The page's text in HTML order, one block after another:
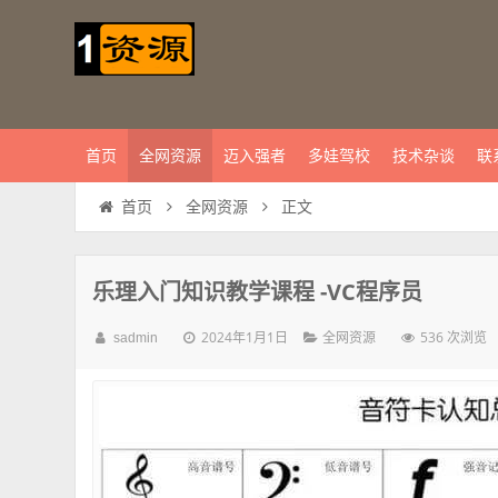
首页 全网资源 迈入强者 多娃驾校 技术杂谈 联
首页 全网资源 正文
乐理入门知识教学课程 -VC程序员
sadmin 2024年1月1日 全网资源 536 次浏览